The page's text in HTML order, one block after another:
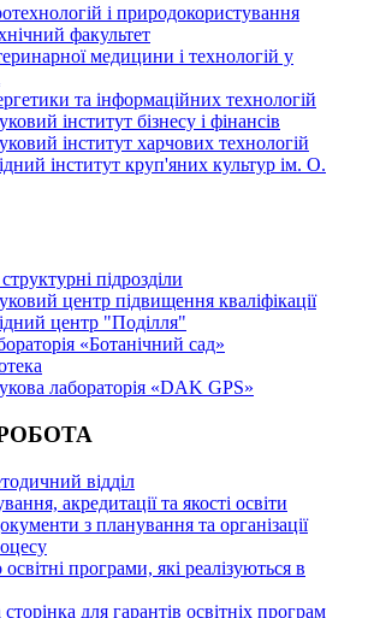
і природокористування
факультет
медицини і технологій у
та інформаційних технологій
інститут бізнесу і фінансів
інститут харчових технологій
інститут круп'яних культур ім. О.
підрозділи
центр підвищення кваліфікації
центр "Поділля"
«Ботанічний сад»
лабораторія «DAK GPS»
відділ
акредитації та якості освіти
з планування та організації
програми, які реалізуються в
для гарантів освітніх програм